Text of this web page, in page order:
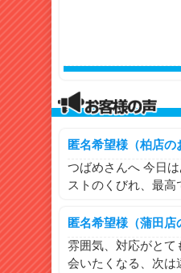
匿名希望様（柏店の
つばめさんへ 今日
ストのくびれ、最高
匿名希望様（蒲田店
雰囲気、対応がとて
会いたくなる、次は